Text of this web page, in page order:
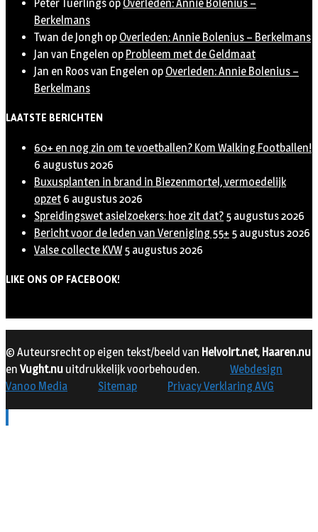
Peter Tuerlings op Overleden: Annie Bolenius –
Berkelmans
Twan de Jongh op Overleden: Annie Bolenius – Berkelmans
Jan van Engelen op Probleem met de Geldmaat
Jan en Roos van Engelen op Overleden: Annie Bolenius –
Berkelmans
LAATSTE BERICHTEN
60+ en nog zin om te voetballen? Kom Walking Footballen!
6 augustus 2026
Buxusplanten in brand in Biezenmortel, vermoedelijk
opzet 6 augustus 2026
Spreidingswet asielzoekers: hoe zit dat? 5 augustus 2026
Bericht voor de leden van Vereniging 55+ 5 augustus 2026
Valse collecte KVW 5 augustus 2026
LIKE ONS OP FACEBOOK!
© Auteursrecht op eigen tekst/beeld van Helvoirt.net, Haaren.nu
en Vught.nu uitdrukkelijk voorbehouden.
Webdesign
Vanoo Media
Sitemap Privacy Verklaring AVG